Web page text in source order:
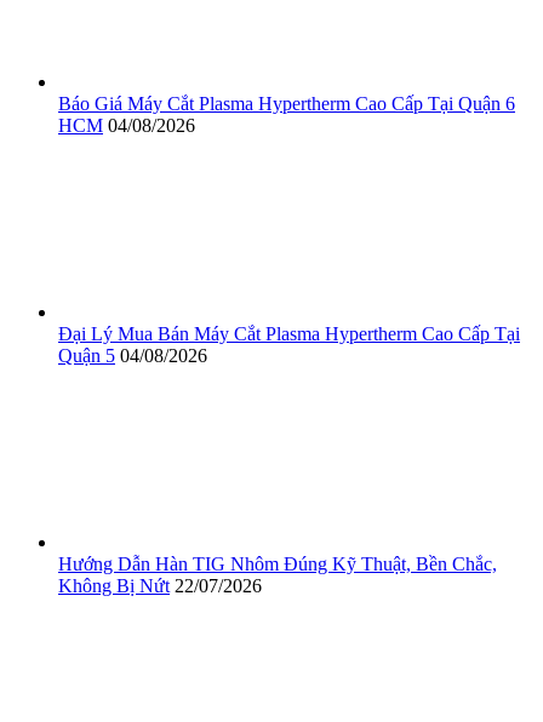
Báo Giá Máy Cắt Plasma Hypertherm Cao Cấp Tại Quận 6
HCM 04/08/2026
Đại Lý Mua Bán Máy Cắt Plasma Hypertherm Cao Cấp Tại
Quận 5 04/08/2026
Hướng Dẫn Hàn TIG Nhôm Đúng Kỹ Thuật, Bền Chắc,
Không Bị Nứt 22/07/2026